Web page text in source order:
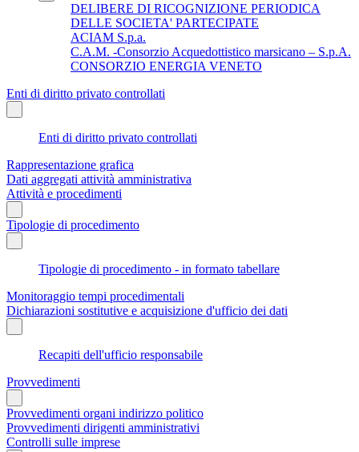
DELIBERE DI RICOGNIZIONE PERIODICA
DELLE SOCIETA' PARTECIPATE
ACIAM S.p.a.
C.A.M. -Consorzio Acquedottistico marsicano – S.p.A.
CONSORZIO ENERGIA VENETO
Enti di diritto privato controllati
Enti di diritto privato controllati
Rappresentazione grafica
Dati aggregati attività amministrativa
Attività e procedimenti
Tipologie di procedimento
Tipologie di procedimento - in formato tabellare
Monitoraggio tempi procedimentali
Dichiarazioni sostitutive e acquisizione d'ufficio dei dati
Recapiti dell'ufficio responsabile
Provvedimenti
Provvedimenti organi indirizzo politico
Provvedimenti dirigenti amministrativi
Controlli sulle imprese